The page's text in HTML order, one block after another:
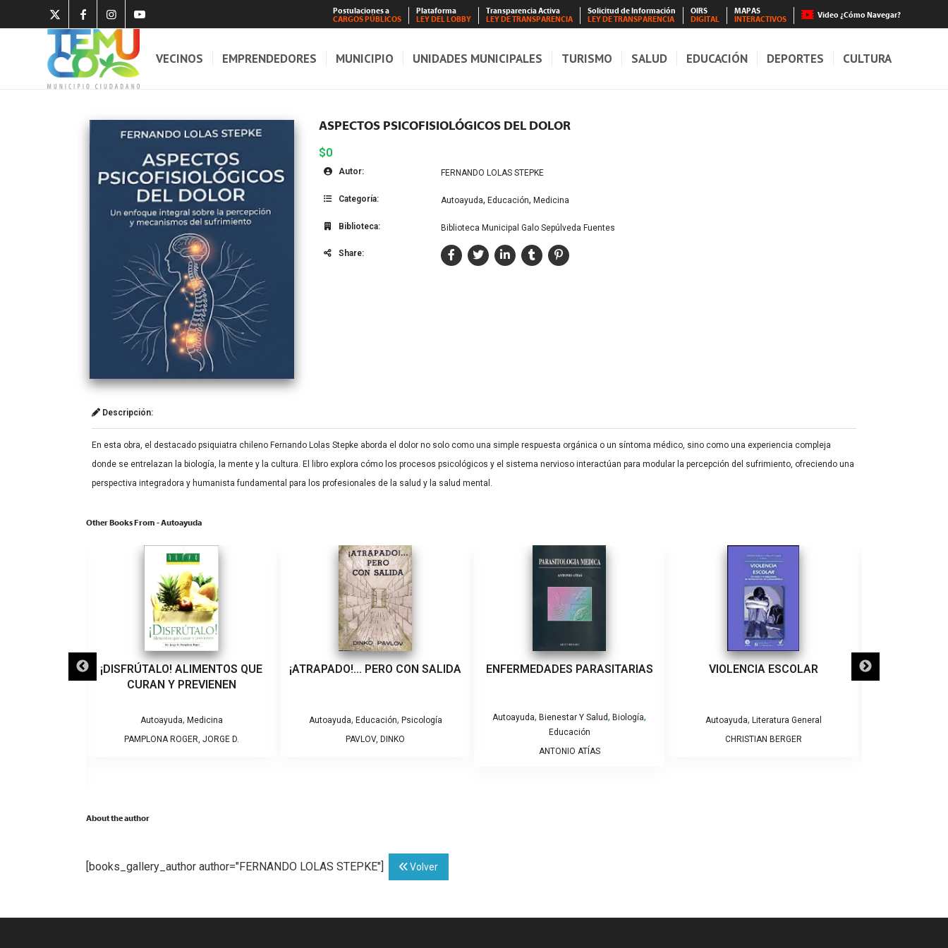
Postulaciones a
CARGOS PÚBLICOS
Plataforma
LEY DEL LOBBY
Transparencia Activa
LEY DE TRANSPARENCIA
Solicitud de Información
LEY DE TRANSPARENCIA
OIRS
DIGITAL
MAPAS
INTERACTIVOS
Video ¿Cómo Navegar?
VECINOS EMPRENDEDORES MUNICIPIO UNIDADES MUNICIPALES TURISMO SALUD EDUCACIÓN DEPORTES CULTURA
ASPECTOS PSICOFISIOLÓGICOS DEL DOLOR
$0
Autor: FERNANDO LOLAS STEPKE
Categoría: Autoayuda, Educación, Medicina
Biblioteca: Biblioteca Municipal Galo Sepúlveda Fuentes
Share:
Descripción:
En esta obra, el destacado psiquiatra chileno Fernando Lolas Stepke aborda el dolor no solo como una simple respuesta orgánica o un síntoma médico, sino como una experiencia compleja
donde se entrelazan la biología, la mente y la cultura. El libro explora cómo los procesos psicológicos y el sistema nervioso interactúan para modular la percepción del sufrimiento, ofreciendo una
perspectiva integradora y humanista fundamental para los profesionales de la salud y la salud mental.
Other Books From - Autoayuda
A UN
¡DISFRÚTALO! ALIMENTOS QUE
CURAN Y PREVIENEN
Autoayuda, Medicina
PAMPLONA ROGER, JORGE D.
¡ATRAPADO!… PERO CON SALIDA
Autoayuda, Educación, Psicología
PAVLOV, DINKO
ENFERMEDADES PARASITARIAS
Autoayuda, Bienestar Y Salud, Biología,
Educación
ANTONIO ATÍAS
VIOLENCIA ESCOLAR
Autoayuda, Literatura General
CHRISTIAN BERGER
About the author
[books_gallery_author author="FERNANDO LOLAS STEPKE"] Volver